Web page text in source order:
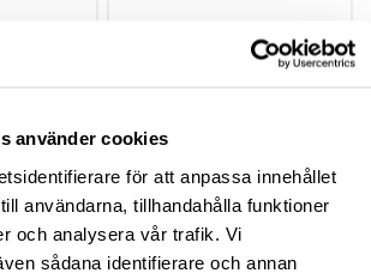
använder cookies
för att anpassa innehållet
användarna, tillhandahålla funktioner
och analysera vår trafik. Vi
sådana identifierare och annan
Z
SKRUV PF6S PLAN